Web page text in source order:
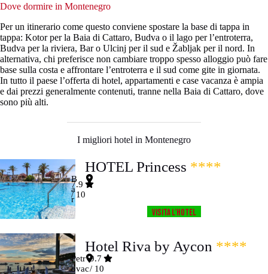
Dove dormire in Montenegro
Per un itinerario come questo conviene spostare la base di tappa in
tappa: Kotor per la Baia di Cattaro, Budva o il lago per l’entroterra,
Budva per la riviera, Bar o Ulcinj per il sud e Žabljak per il nord. In
alternativa, chi preferisce non cambiare troppo spesso alloggio può fare
base sulla costa e affrontare l’entroterra e il sud come gite in giornata.
In tutto il paese l’offerta di hotel, appartamenti e case vacanza è ampia
e dai prezzi generalmente contenuti, tranne nella Baia di Cattaro, dove
sono più alti.
I migliori hotel in Montenegro
HOTEL Princess ****
B
a
r
7.9
/ 10
Visita l’HOTEL
Hotel Riva by Aycon ****
Petr
ovac
9.7
/ 10